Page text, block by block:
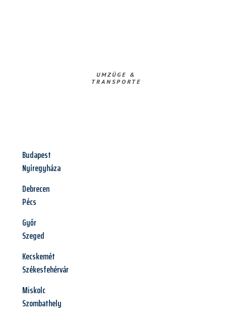
UMZÜGE &
TRANSPORTE
Budapest
Nyíregyháza
Debrecen
Pécs
Győr
Szeged
Kecskemét
Székesfehérvár
Miskolc
Szombathely